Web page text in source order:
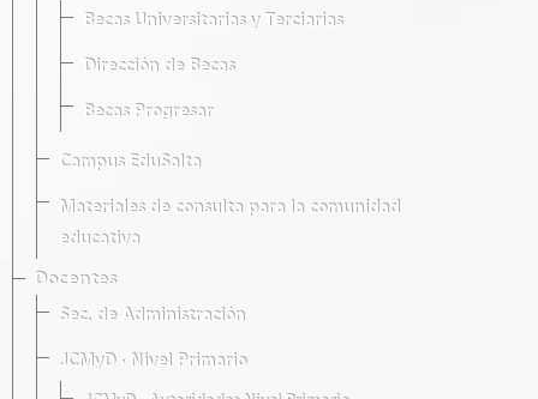
Becas Universitarias y Terciarias
Dirección de Becas
Becas Progresar
Campus EduSalta
Materiales de consulta para la comunidad
educativa
Docentes
Sec. de Administración
JCMyD · Nivel Primario